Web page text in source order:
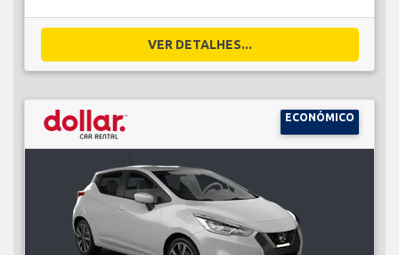
VER DETALHES...
ECONÓMICO